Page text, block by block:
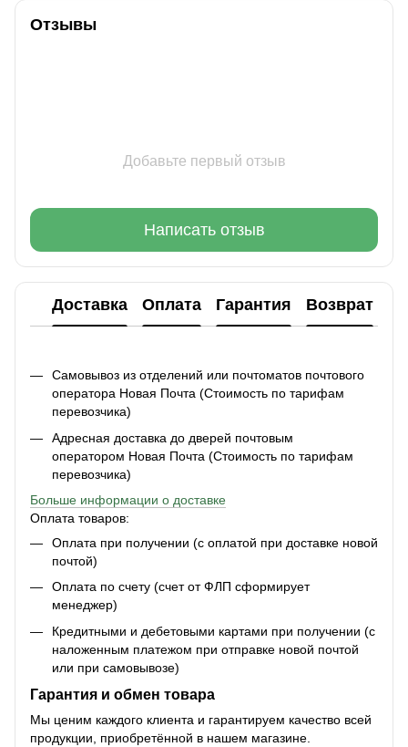
Отзывы
Добавьте первый отзыв
Написать отзыв
Доставка Оплата Гарантия Возврат
Самовывоз из отделений или почтоматов почтового
оператора Новая Почта (Стоимость по тарифам
перевозчика)
Адресная доставка до дверей почтовым
оператором Новая Почта (Стоимость по тарифам
перевозчика)
Больше информации о доставке
Оплата товаров:
Оплата при получении (с оплатой при доставке новой
почтой)
Оплата по счету (счет от ФЛП сформирует
менеджер)
Кредитными и дебетовыми картами при получении (с
наложенным платежом при отправке новой почтой
или при самовывозе)
Гарантия и обмен товара
Мы ценим каждого клиента и гарантируем качество всей
продукции, приобретённой в нашем магазине.